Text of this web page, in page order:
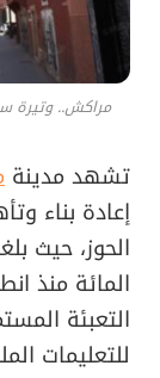
مراكش.. وتيرة
تشهد مدينة
إعادة بناء
المائة منذ
التعبئة
للتعليمات